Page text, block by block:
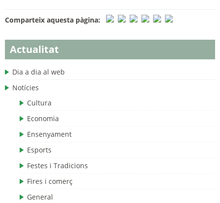
Actualitat
Dia a dia al web
Notícies
Cultura
Economia
Ensenyament
Esports
Festes i Tradicions
Fires i comerç
General
Comparteix aquesta pàgina: